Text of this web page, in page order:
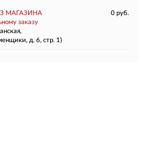
МАГАЗИНА
0 руб.
заказу
д. 6, стр. 1)